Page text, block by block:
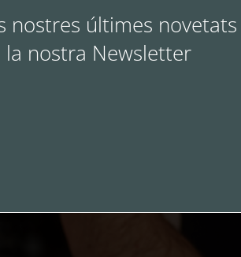
nostres últimes novetats
la nostra Newsletter